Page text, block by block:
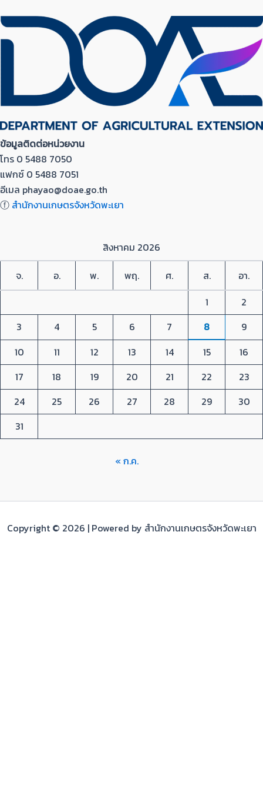
ข้อมูลติดต่อหน่วยงาน
โทร 0 5488 7050
แฟกซ์ 0 5488 7051
อีเมล phayao@doae.go.th
ⓕ สำนักงานเกษตรจังหวัดพะเยา
สิงหาคม 2026
จ.
อ. พ. พฤ. ศ. ส.
อา.
1
2
3
4 5 6 7 8
9
10
11 12 13 14 15
16
17
18 19 20 21 22
23
24
25 26 27 28 29
30
31
« ก.ค.
Copyright © 2026 | Powered by สำนักงานเกษตรจังหวัดพะเยา